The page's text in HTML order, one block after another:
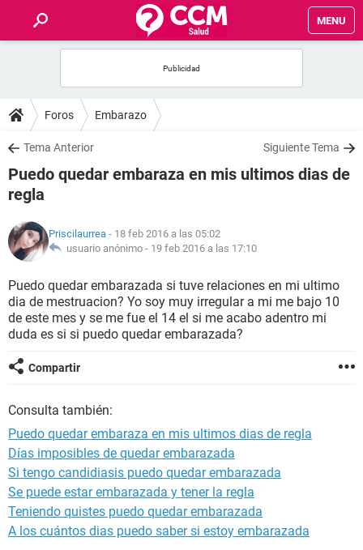
MENU
FOROS
SALUD
FAMILIA
NUTRICIÓN
SEXUALIDAD
Foros Embarazo
Tema Anterior Siguiente Tema
Puedo quedar embaraza en mis ultimos dias de
regla
Priscilaurrea - 18 feb 2016 a las 05:02
usuario anónimo - 19 feb 2016 a las 17:10
Puedo quedar embarazada si tuve relaciones en mi ultimo
dia de mestruacion? Yo soy muy irregular a mi me bajo 10
de este mes y se me fue el 14 el si me acabo adentro mi
duda es si si puedo quedar embarazada?
Compartir
Consulta también:
Puedo quedar embaraza en mis ultimos dias de regla
Días imposibles de quedar embarazada
Si tengo candidiasis puedo quedar embarazada
Se puede estar embarazada y tener la regla
Teniendo quistes puedo quedar embarazada
A los cuántos dias puedo saber si estoy embarazada